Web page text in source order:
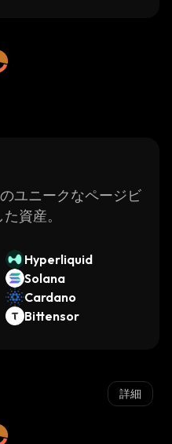
ユニークなページビ
資産。
Hyperliquid
Solana
Cardano
Bittensor
詳細